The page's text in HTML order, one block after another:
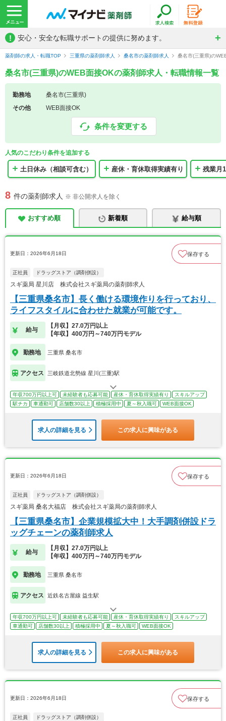
! 安心・安全な転職サポートの提供に努めます。
薬剤師の求人・転職TOP 三重県の薬剤師求人 桑名市の薬剤師求人 桑名市(三重県)の
桑名市(三重県)のWEB面接OKの薬剤師求人・転職情報一覧
勤務地
桑名市(三重県)
その他
WEB面接OK
条件を変更する
人気のこだわり条件を追加する
土日休み（相談可含む） 産休・育休取得実績有り 残業月
8 件の薬剤師求人 ※ 非公開求人を除く
おすすめ順 新着順 給与順
更新日：2026年6月18日 保存する
正社員 ドラッグストア（調剤併設）
スギ薬局 星川店 株式会社スギ薬局の薬剤師求人
【三重県桑名市】長く働ける環境作りを行っており、
ライフスタイルに合わせた就業が可能です。
給与
【月収】27.0万円以上
【年収】400万円～740万円モデル
勤務地 三重県 桑名市
アクセス 三岐鉄道北勢線 星川(三重)駅
年収700万円以上可 未経験者も応募可能 産休・育休取得実績有り
スキルアップ
駅チカ
車通勤可 店舗数30以上 積極採用中 夏～秋入職可 WEB面接OK
求人の詳細を見る この求人に興味がある
更新日：2026年6月18日 保存する
正社員 ドラッグストア（調剤併設）
スギ薬局 桑名大福店 株式会社スギ薬局の薬剤師求人
【三重県桑名市】企業規模拡大中！大手調剤併設ドラ
ッグチェーンの薬剤師求人
給与
【月収】27.0万円以上
【年収】400万円～740万円モデル
勤務地 三重県 桑名市
アクセス 近鉄名古屋線 益生駅
年収700万円以上可 未経験者も応募可能 産休・育休取得実績有り
スキルアップ
車通勤可
店舗数30以上 積極採用中 夏～秋入職可 WEB面接OK
求人の詳細を見る この求人に興味がある
更新日：2026年6月18日 保存する
正社員 ドラッグストア（調剤併設）